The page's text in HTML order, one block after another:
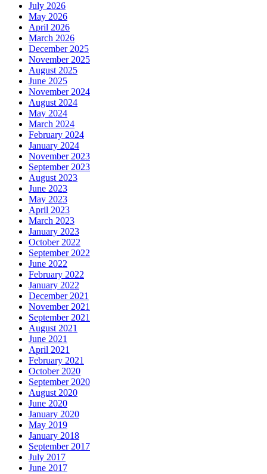
July 2026
May 2026
April 2026
March 2026
December 2025
November 2025
August 2025
June 2025
November 2024
August 2024
May 2024
March 2024
February 2024
January 2024
November 2023
September 2023
August 2023
June 2023
May 2023
April 2023
March 2023
January 2023
October 2022
September 2022
June 2022
February 2022
January 2022
December 2021
November 2021
September 2021
August 2021
June 2021
April 2021
February 2021
October 2020
September 2020
August 2020
June 2020
January 2020
May 2019
January 2018
September 2017
July 2017
June 2017